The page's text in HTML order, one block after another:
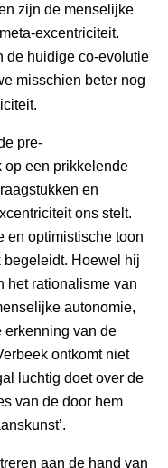
zijn de menselijke
excentriciteit.
de huidige co-evolutie
misschien beter nog
pre-
op een prikkelende
en
ons stelt.
en optimistische toon
begeleidt. Hoewel hij
het rationalisme van
autonomie,
erkenning van de
ontkomt niet
luchtig doet over de
van de door hem
aan de hand van